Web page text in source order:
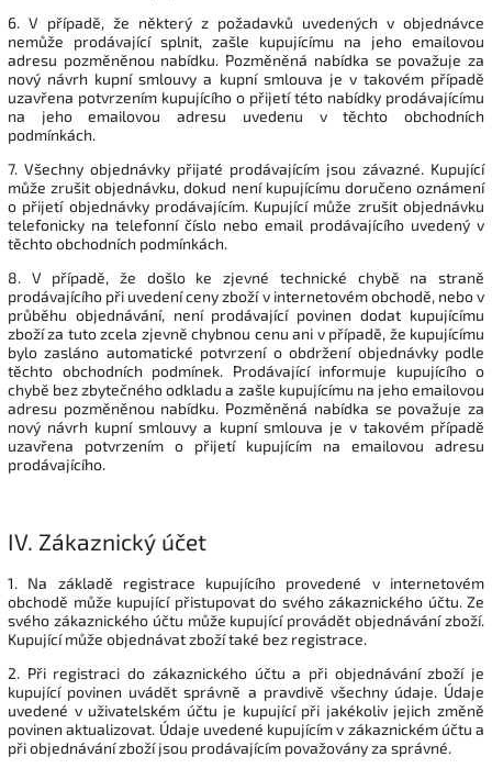
6. V případě, že některý z požadavků uvedených v objednávce
nemůže prodávající splnit, zašle kupujícímu na jeho emailovou
adresu pozměněnou nabídku. Pozměněná nabídka se považuje za
nový návrh kupní smlouvy a kupní smlouva je v takovém případě
uzavřena potvrzením kupujícího o přijetí této nabídky prodávajícímu
na jeho emailovou adresu uvedenu v těchto obchodních
podmínkách.
7. Všechny objednávky přijaté prodávajícím jsou závazné. Kupující
může zrušit objednávku, dokud není kupujícímu doručeno oznámení
o přijetí objednávky prodávajícím. Kupující může zrušit objednávku
telefonicky na telefonní číslo nebo email prodávajícího uvedený v
těchto obchodních podmínkách.
8. V případě, že došlo ke zjevné technické chybě na straně
prodávajícího při uvedení ceny zboží v internetovém obchodě, nebo v
průběhu objednávání, není prodávající povinen dodat kupujícímu
zboží za tuto zcela zjevně chybnou cenu ani v případě, že kupujícímu
bylo zasláno automatické potvrzení o obdržení objednávky podle
těchto obchodních podmínek. Prodávající informuje kupujícího o
chybě bez zbytečného odkladu a zašle kupujícímu na jeho emailovou
adresu pozměněnou nabídku. Pozměněná nabídka se považuje za
nový návrh kupní smlouvy a kupní smlouva je v takovém případě
uzavřena potvrzením o přijetí kupujícím na emailovou adresu
prodávajícího.
IV. Zákaznický účet
1. Na základě registrace kupujícího provedené v internetovém
obchodě může kupující přistupovat do svého zákaznického účtu. Ze
svého zákaznického účtu může kupující provádět objednávání zboží.
Kupující může objednávat zboží také bez registrace.
2. Při registraci do zákaznického účtu a při objednávání zboží je
kupující povinen uvádět správně a pravdivě všechny údaje. Údaje
uvedené v uživatelském účtu je kupující při jakékoliv jejich změně
povinen aktualizovat. Údaje uvedené kupujícím v zákaznickém účtu a
při objednávání zboží jsou prodávajícím považovány za správné.